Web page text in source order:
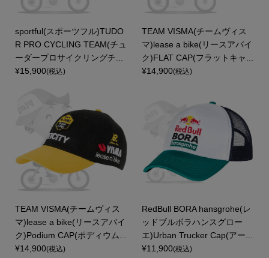
sportful(スポーツフル)TUDO
R PRO CYCLING TEAM(チュ
ーダープロサイクリングチ...
¥15,900(税込)
TEAM VISMA(チームヴィス
マ)lease a bike(リースアバイ
ク)FLAT CAP(フラットキャ...
¥14,900(税込)
TEAM VISMA(チームヴィス
マ)lease a bike(リースアバイ
ク)Podium CAP(ポディウム...
¥14,900(税込)
RedBull BORA hansgrohe(レ
ッドブルボラハンスグロー
エ)Urban Trucker Cap(アー...
¥11,900(税込)